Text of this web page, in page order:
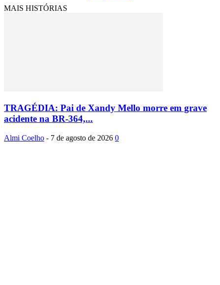
MAIS HISTÓRIAS
TRAGÉDIA: Pai de Xandy Mello morre em grave
acidente na BR-364,...
Almi Coelho - 7 de agosto de 2026 0